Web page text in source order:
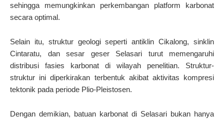
sehingga memungkinkan perkembangan platform karbonat
secara optimal.
Selain itu, struktur geologi seperti antiklin Cikalong, sinklin
Cintaratu, dan sesar geser Selasari turut memengaruhi
distribusi fasies karbonat di wilayah penelitian. Struktur-
struktur ini diperkirakan terbentuk akibat aktivitas kompresi
tektonik pada periode Plio-Pleistosen.
Dengan demikian, batuan karbonat di Selasari bukan hanya